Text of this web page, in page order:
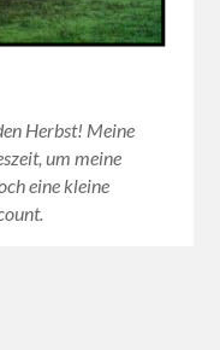
Herbst! Meine
um meine
eine kleine